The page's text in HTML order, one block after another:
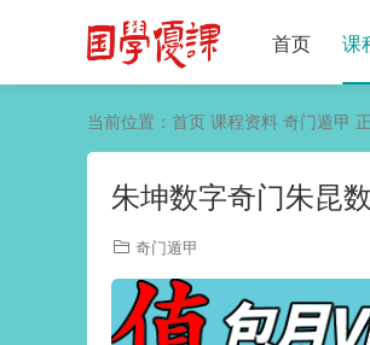
首页 课
当前位置： 首页 课程资料 奇门遁甲
朱坤数字奇门朱昆
奇门遁甲